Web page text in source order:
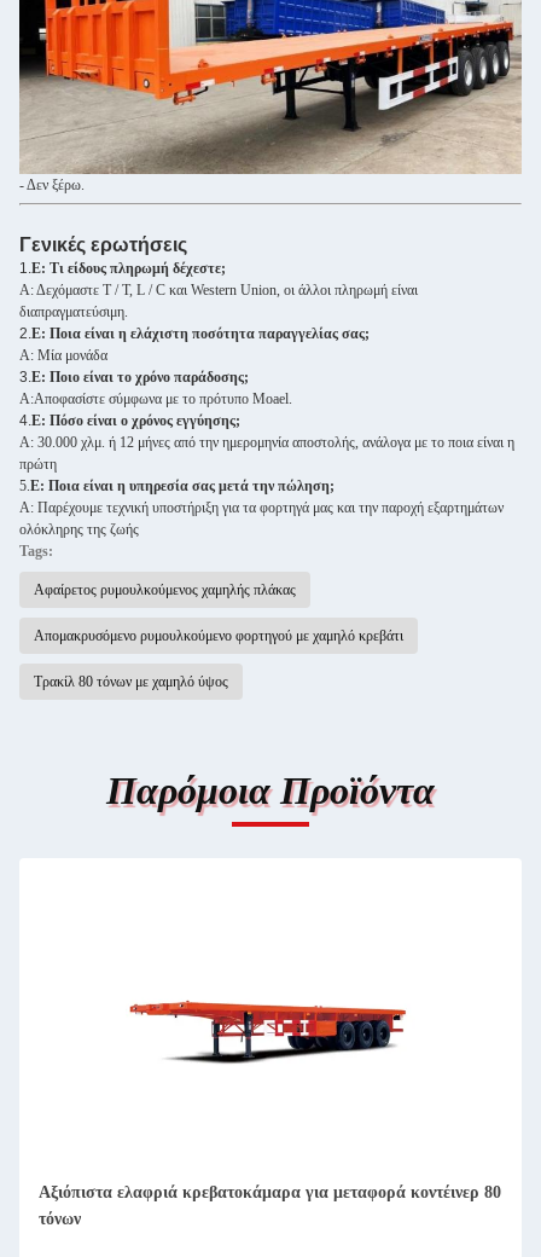
- Δεν ξέρω.
Γενικές ερωτήσεις
1. Ε: Τι είδους πληρωμή δέχεστε;
Α: Δεχόμαστε T / T, L / C και Western Union, οι άλλοι πληρωμή είναι
διαπραγματεύσιμη.
2. Ε: Ποια είναι η ελάχιστη ποσότητα παραγγελίας σας;
Α: Μία μονάδα
3. Ε: Ποιο είναι το χρόνο παράδοσης;
Α:Αποφασίστε σύμφωνα με το πρότυπο Moael.
4. Ε: Πόσο είναι ο χρόνος εγγύησης;
Α: 30.000 χλμ. ή 12 μήνες από την ημερομηνία αποστολής, ανάλογα με το ποια είναι η
πρώτη
5. Ε: Ποια είναι η υπηρεσία σας μετά την πώληση;
Α: Παρέχουμε τεχνική υποστήριξη για τα φορτηγά μας και την παροχή εξαρτημάτων
ολόκληρης της ζωής
Tags:
Αφαίρετος ρυμουλκούμενος χαμηλής πλάκας
Απομακρυσόμενο ρυμουλκούμενο φορτηγού με χαμηλό κρεβάτι
Τρακίλ 80 τόνων με χαμηλό ύψος
Παρόμοια Προϊόντα
Αξιόπιστα ελαφριά κρεβατοκάμαρα για μεταφορά κοντέινερ 80
τόνων